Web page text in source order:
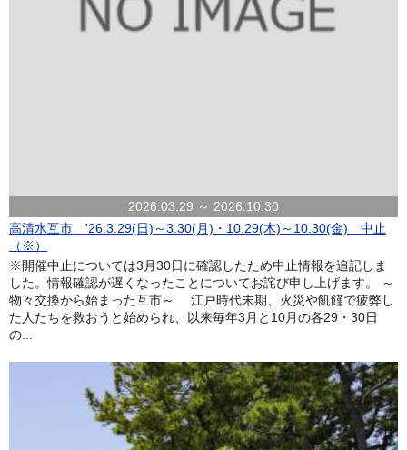
2026.03.29 ～ 2026.10.30
高清水互市 ’26.3.29(日)～3.30(月)・10.29(木)～10.30(金) 中止
（※）
※開催中止については3月30日に確認したため中止情報を追記しま
した。情報確認が遅くなったことについてお詫び申し上げます。 ～
物々交換から始まった互市～ 江戸時代末期、火災や飢饉で疲弊し
た人たちを救おうと始められ、以来毎年3月と10月の各29・30日
の...